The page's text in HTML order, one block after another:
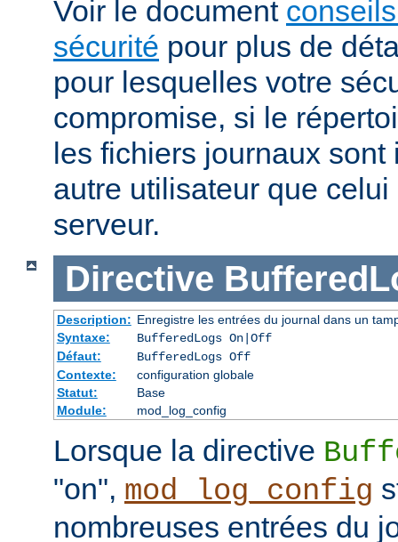
Voir le document
sécurité pour plus de
pour lesquelles votre
compromise, si le
les fichiers journaux
autre utilisateur que
serveur.
Directive
Description: Enregistre les entrées du journal dans un
Syntaxe:
BufferedLogs On|Off
Défaut:
BufferedLogs Off
Contexte:
configuration globale
Statut:
Base
Module:
mod_log_config
Lorsque la directive
"on", mod_log_config
nombreuses entrées du